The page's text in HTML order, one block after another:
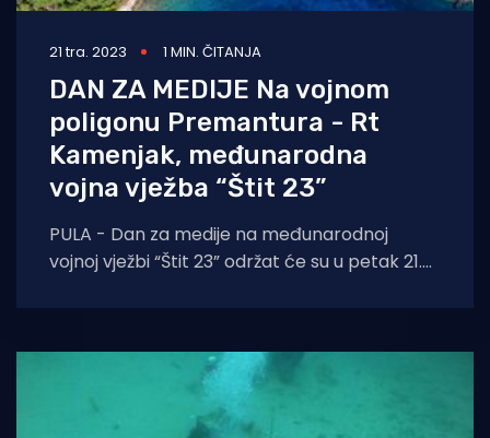
21 tra. 2023 1 MIN. ČITANJA
DAN ZA MEDIJE Na vojnom
poligonu Premantura - Rt
Kamenjak, međunarodna
vojna vježba “Štit 23”
PULA - Dan za medije na međunarodnoj
vojnoj vježbi “Štit 23” održat će su u petak 21.